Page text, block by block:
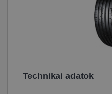
Technikai adatok